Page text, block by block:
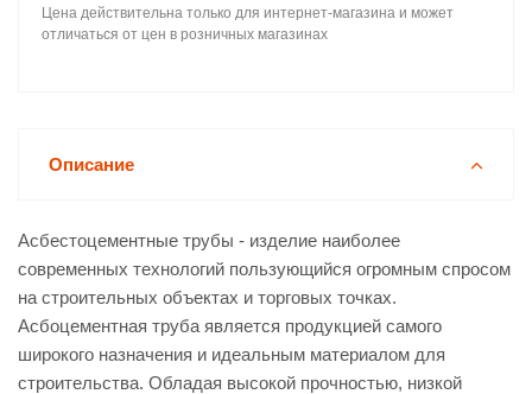
Цена действительна только для интернет-магазина и может
отличаться от цен в розничных магазинах
Описание
Асбестоцементные трубы - изделие наиболее
современных технологий пользующийся огромным спросом
на строительных объектах и торговых точках.
Асбоцементная труба является продукцией самого
широкого назначения и идеальным материалом для
строительства. Обладая высокой прочностью, низкой